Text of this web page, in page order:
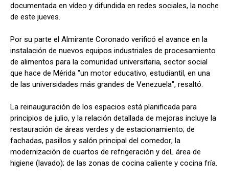
documentada en vídeo y difundida en redes sociales, la noche
de este jueves.
Por su parte el Almirante Coronado verificó el avance en la
instalación de nuevos equipos industriales de procesamiento
de alimentos para la comunidad universitaria, sector social
que hace de Mérida "un motor educativo, estudiantil, en una
de las universidades más grandes de Venezuela", resaltó.
La reinauguración de los espacios está planificada para
principios de julio, y la relación detallada de mejoras incluye la
restauración de áreas verdes y de estacionamiento; de
fachadas, pasillos y salón principal del comedor; la
modernización de cuartos de refrigeración y deL área de
higiene (lavado); de las zonas de cocina caliente y cocina fría.